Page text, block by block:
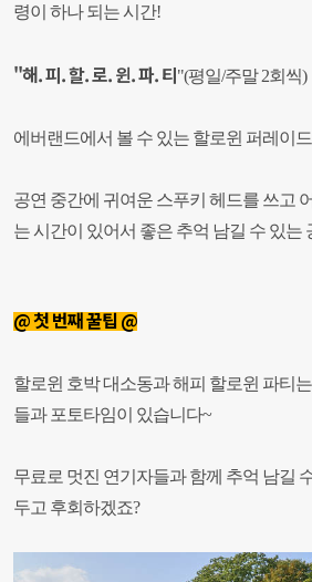
령이 하나 되는 시간!
"해. 피. 할. 로. 윈. 파. 티"(평일/주말 2회씩)
에버랜드에서 볼 수 있는 할로윈 퍼레이
공연 중간에 귀여운 스푸키 헤드를 쓰고
는 시간이 있어서 좋은 추억 남길 수 있는
@ 첫 번째 꿀팁 @
할로윈 호박 대소동과 해피 할로윈 파티
들과 포토타임이 있습니다~
무료로 멋진 연기자들과 함께 추억 남길
두고 후회하겠죠?